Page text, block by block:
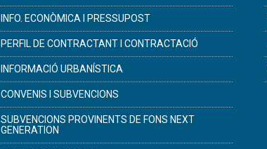
INFO. ECONÒMICA I PRESSUPOST
PERFIL DE CONTRACTANT I CONTRACTACIÓ
INFORMACIÓ URBANÍSTICA
CONVENIS I SUBVENCIONS
SUBVENCIONS PROVINENTS DE FONS NEXT
GENERATION